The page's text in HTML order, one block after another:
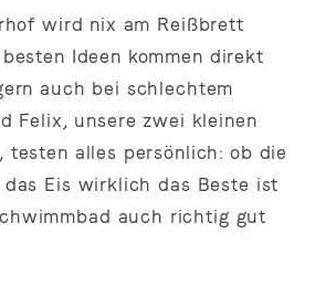
wird nix am Reißbrett
Ideen kommen direkt
auch bei schlechtem
Felix, unsere zwei kleinen
testen alles persönlich: ob die
Eis wirklich das Beste ist
auch richtig gut